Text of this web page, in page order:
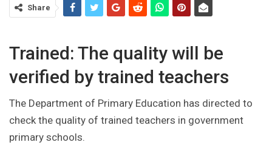
Share
Trained: The quality will be
verified by trained teachers
The Department of Primary Education has directed to
check the quality of trained teachers in government
primary schools.